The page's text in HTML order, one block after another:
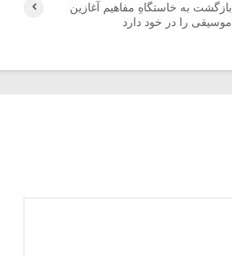
بازگشت به خاستگاهِ مفاهیم آغازین
موسیقی را در خود دارد